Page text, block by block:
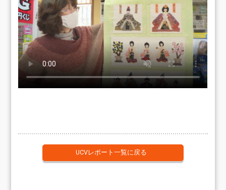
UCVレポート一覧に戻る